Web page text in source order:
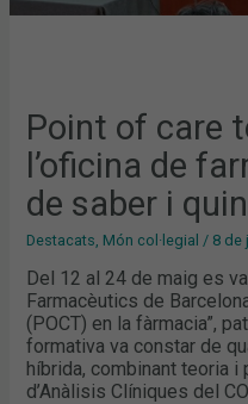
Point of care
l’oficina de
de saber i
Destacats, Món col·legial / 8 de
Del 12 al 24 de maig es
Farmacèutics de
(POCT) en la fàrmacia”,
formativa va constar de
híbrida, combinant teoria i
d’Anàlisis Clíniques del
SEU